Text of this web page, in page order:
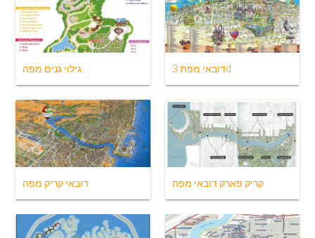
גילוי גנים מפה דובאי מפת 3d
דובאי קריק מפה קריק פארק דובאי מפה